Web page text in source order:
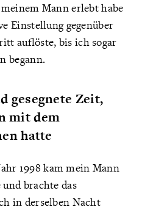
Mann erlebt habe
Einstellung gegenüber
auflöste, bis ich sogar
begann.
gesegnete Zeit,
mit dem
hatte
1998 kam mein Mann
brachte das
in derselben Nacht